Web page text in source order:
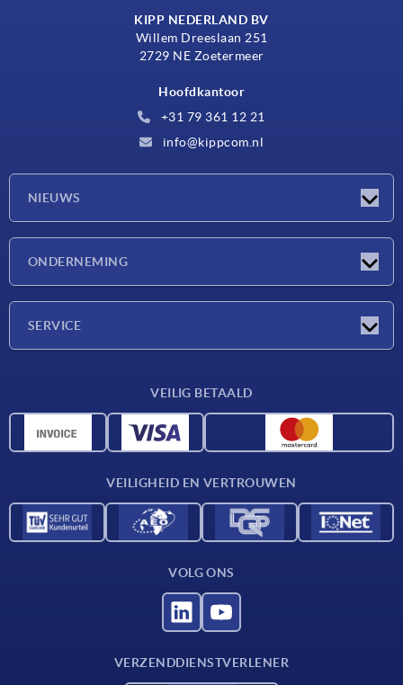
KIPP NEDERLAND BV
Willem Dreeslaan 251
2729 NE Zoetermeer
Hoofdkantoor
+31 79 361 12 21
info@kippcom.nl
NIEUWS
ONDERNEMING
SERVICE
CAD-gegevens
VEILIG BETAALD
VEILIGHEID EN VERTROUWEN
VOLG ONS
VERZENDDIENSTVERLENER